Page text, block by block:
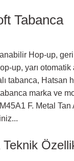
Tabanca
Hop-up,
up, yarı
tabanca, Hatsan
marka ve
F. Metal